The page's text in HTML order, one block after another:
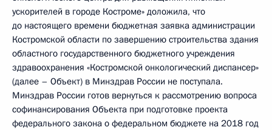
ускорителей в городе Костроме» доложила, что
до настоящего времени бюджетная заявка администрации
Костромской области по завершению строительства здания
областного государственного бюджетного учреждения
здравоохранения «Костромской онкологический диспансер»
(далее – Объект) в Минздрав России не поступала.
Минздрав России готов вернуться к рассмотрению вопроса
софинансирования Объекта при подготовке проекта
федерального закона о федеральном бюджете на 2018 год